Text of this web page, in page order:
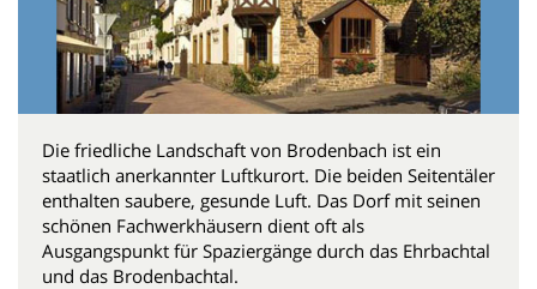
Die friedliche Landschaft von Brodenbach ist ein
staatlich anerkannter Luftkurort. Die beiden Seitentäler
enthalten saubere, gesunde Luft. Das Dorf mit seinen
schönen Fachwerkhäusern dient oft als
Ausgangspunkt für Spaziergänge durch das Ehrbachtal
und das Brodenbachtal.